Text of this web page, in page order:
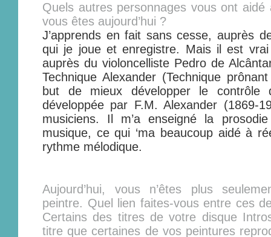
Quels autres personnages vous ont
vous êtes aujourd’hui ?
J’apprends en fait sans cesse, auprès
qui je joue et enregistre. Mais il est vrai
auprès du violoncelliste Pedro de
Technique Alexander (Technique
but de mieux développer le contrôle
développée par F.M. Alexander (1869-
musiciens. Il m’a enseigné la
musique, ce qui ‘ma beaucoup aidé à
rythme mélodique.
Aujourd’hui, vous n’êtes plus
peintre. Quel lien faites-vous entre ces
Certains des titres de votre disque
titre que certaines de vos peintures